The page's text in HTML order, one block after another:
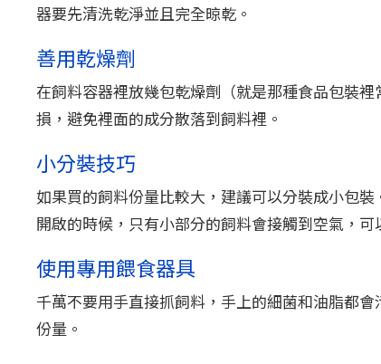
器要先清洗乾淨並且完全晾乾。
善用乾燥劑
在飼料容器裡放幾包乾燥劑（就是那種食品包裝
損，避免裡面的成分散落到飼料裡。
小分裝技巧
如果買的飼料份量比較大，建議可以分裝成小包
開啟的時候，只有小部分的飼料會接觸到空氣，可
使用專用餵食器具
千萬不要用手直接抓飼料，手上的細菌和油脂都
份量。